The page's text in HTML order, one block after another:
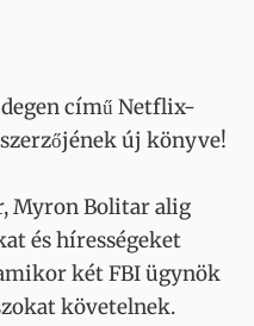
című Netflix-
új könyve!
Myron Bolitar alig
és hírességeket
két FBI ügynök
követelnek.